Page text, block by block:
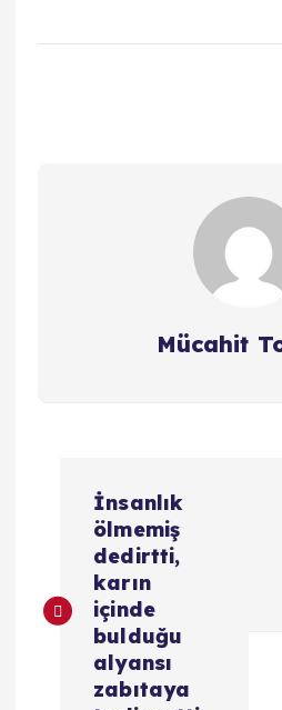
Mücahit
z
İnsanlık
ölmemiş
dedirtti,
karın
içinde
bulduğu
alyansı
zabıtaya